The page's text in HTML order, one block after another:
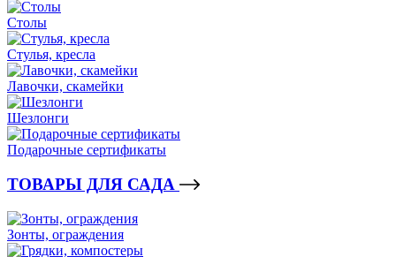
Столы
Стулья, кресла
Лавочки, скамейки
Шезлонги
Подарочные сертификаты
ТОВАРЫ ДЛЯ САДА
Зонты, ограждения